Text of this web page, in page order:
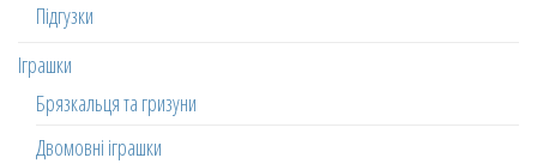
Підгузки
Іграшки
Брязкальця та гризуни
Двомовні іграшки